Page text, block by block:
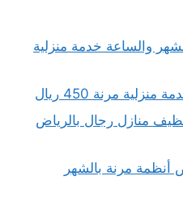
والساعة خدمة منزلية
مرنة 450 ريال
منازل رجال بالرياض
أنظمة مرنة بالشهر